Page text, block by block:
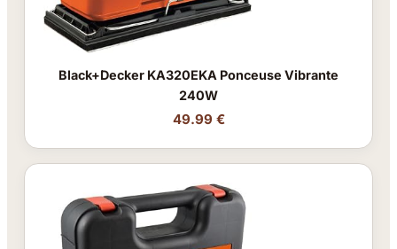
Black+Decker KA320EKA Ponceuse Vibrante
240W
49.99 €